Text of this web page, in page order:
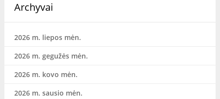
Archyvai
2026 m. liepos mėn.
2026 m. gegužės mėn.
2026 m. kovo mėn.
2026 m. sausio mėn.